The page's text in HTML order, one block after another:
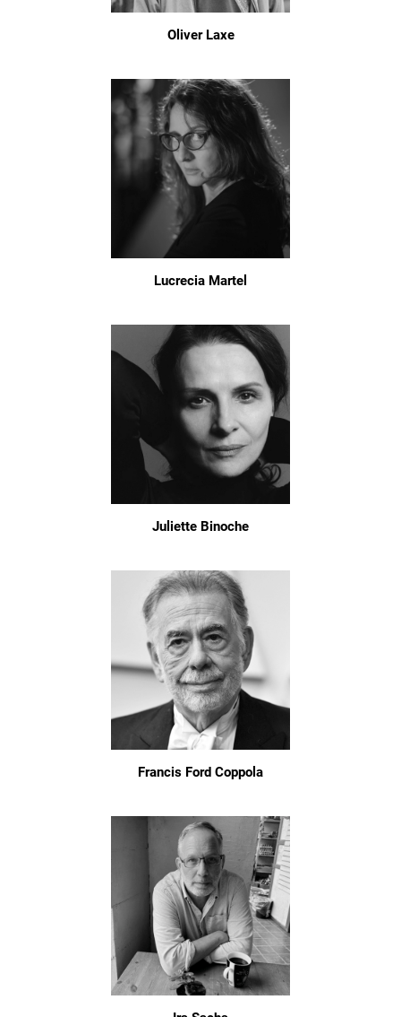
Oliver Laxe
Lucrecia Martel
Juliette Binoche
Francis Ford Coppola